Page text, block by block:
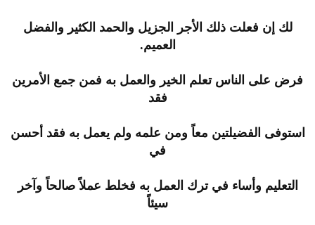
لك إن فعلت ذلك الأجر الجزيل والحمد الكثير والفضل
العميم.
فرض على الناس تعلم الخير والعمل به فمن جمع الأمرين
فقد
استوفى الفضيلتين معاً ومن علمه ولم يعمل به فقد أحسن
في
التعليم وأساء في ترك العمل به فخلط عملاً صالحاً وآخر
سيئاً